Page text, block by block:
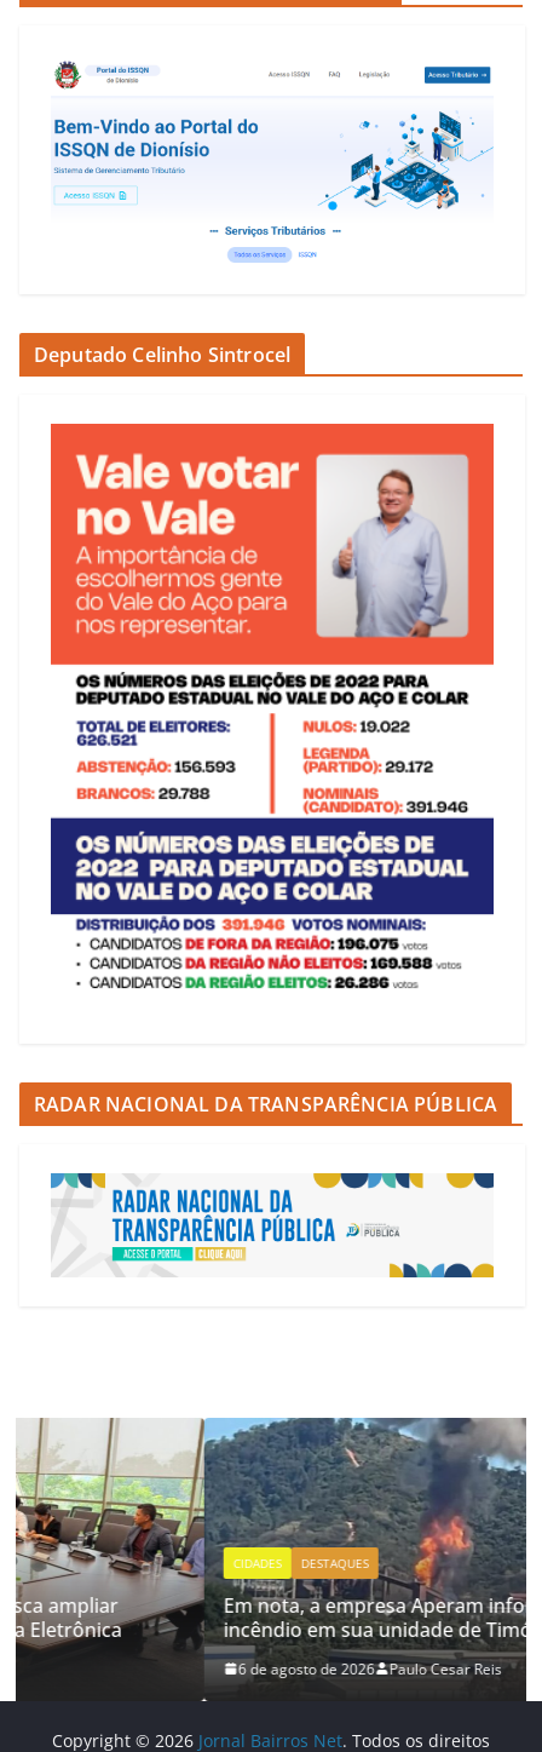
Deputado Celinho Sintrocel
RADAR NACIONAL DA TRANSPARÊNCIA PÚBLICA
CIDADES DESTAQUES
Em nota, a empresa Aperam informou sobre
incêndio em sua unidade de Timóteo
Paulo Cesar Reis
Copyright © 2026 Jornal Bairros Net. Todos os direitos